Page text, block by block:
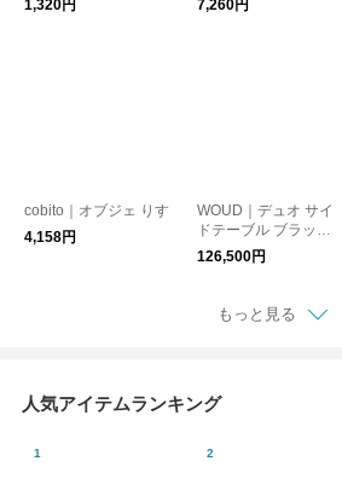
1,320円
マルチカバー 150×23
7,260円
cobito｜オブジェ りす
4,158円
WOUD｜デュオ サイ
ドテーブル ブラック
北欧
126,500円
もっと見る
人気アイテムランキング